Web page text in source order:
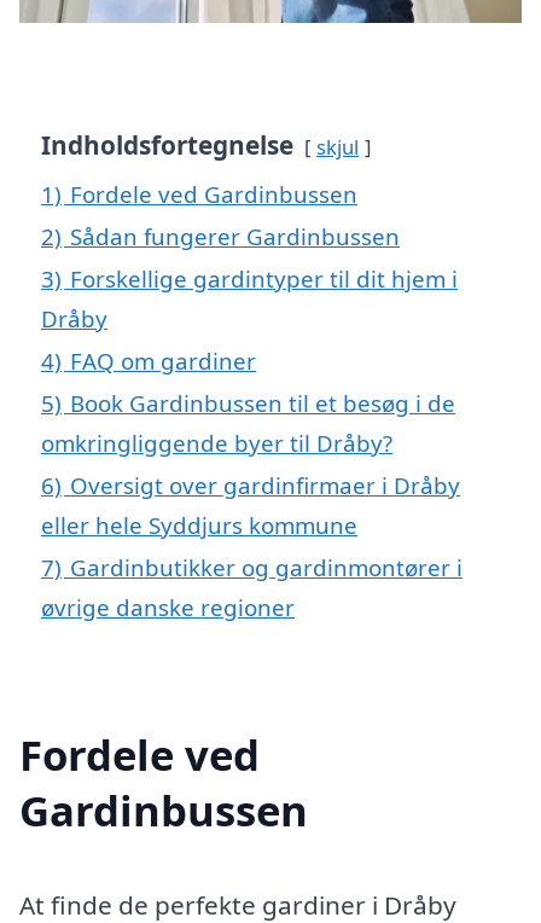
Indholdsfortegnelse skjul
1) Fordele ved Gardinbussen
2) Sådan fungerer Gardinbussen
3) Forskellige gardintyper til dit hjem i
Dråby
4) FAQ om gardiner
5) Book Gardinbussen til et besøg i de
omkringliggende byer til Dråby?
6) Oversigt over gardinfirmaer i Dråby
eller hele Syddjurs kommune
7) Gardinbutikker og gardinmontører i
øvrige danske regioner
Fordele ved
Gardinbussen
At finde de perfekte gardiner i Dråby